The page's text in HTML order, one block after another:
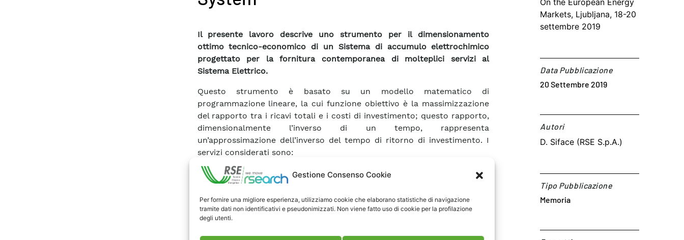
Gestione Consenso Cookie
Per fornire una migliore esperienza, utilizziamo cookie che elaborano statistiche di navigazione
tramite dati non identificativi e pseudonimizzati. Non viene fatto uso di cookie per la profilazione
degli utenti.
Il presente lavoro descrive uno strumento per il dimensionamento
ottimo tecnico-economico di un Sistema di accumulo elettrochimico
progettato per la fornitura contemporanea di molteplici servizi al
Sistema Elettrico.
Questo strumento è basato su un modello matematico di
programmazione lineare, la cui funzione obiettivo è la massimizzazione
del rapporto tra i ricavi totali e i costi di investimento; questo rapporto,
dimensionalmente l’inverso di un tempo, rappresenta
un’approssimazione dell’inverso del tempo di ritorno di investimento. I
servizi considerati sono:
• la regolazione primaria di frequenza
• la regolazione secondaria di frequenza
Il modello proposto esprime mediante opportuni vincoli le prescrizioni
regolatorie legate alla fornitura di questi servizi.
Mercato del Giorno Prima dell’energia elettrica, così come la possibilità
On the European Energy
Markets, Ljubljana, 18-20
settembre 2019
Data Pubblicazione
20 Settembre 2019
Autori​
D. Siface (RSE S.p.A.)
Tipo Pubblicazione
Memoria